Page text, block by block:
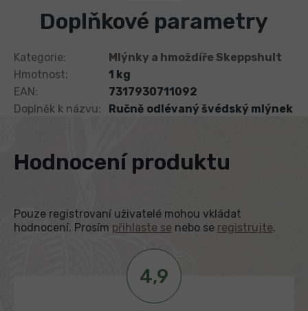
Doplňkové parametry
Kategorie:
Mlýnky a hmoždíře Skeppshult
Hmotnost:
1 kg
EAN :
7317930711092
Doplněk k názvu: Ručně odlévaný švédský mlýnek
Hodnocení produktu
Pouze registrovaní uživatelé mohou vkládat
hodnocení. Prosím přihlaste se nebo se registrujte.
4,9